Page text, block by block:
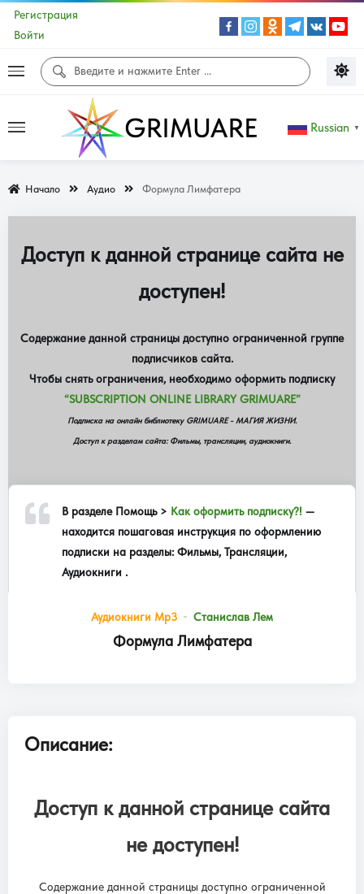
Регистрация
Войти
Russian ▼
Начало Аудио Формула Лимфатера
Доступ к данной странице сайта не
доступен!
Содержание данной страницы доступно ограниченной группе
подписчиков сайта.
Чтобы снять ограничения, необходимо оформить подписку
“SUBSCRIPTION ONLINE LIBRARY GRIMUARE”
Подписка на онлайн библиотеку GRIMUARE - МАГИЯ ЖИЗНИ.
Доступ к разделам сайта: Фильмы, трансляции, аудиокниги.
В разделе Помощь > Как оформить подписку?! —
находится пошаговая инструкция по оформлению
подписки на разделы: Фильмы, Трансляции,
Аудиокниги .
Аудиокниги Mp3 Станислав Лем
Формула Лимфатера
Описание:
Доступ к данной странице сайта
не доступен!
Содержание данной страницы доступно ограниченной